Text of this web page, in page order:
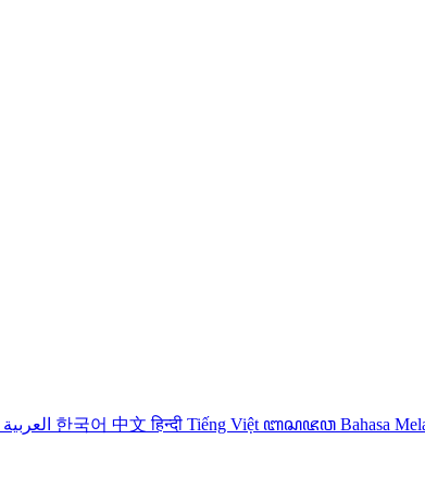
한국어 中文हिन्दी Tiếng Việt ꦧꦱꦗꦮ Bahasa